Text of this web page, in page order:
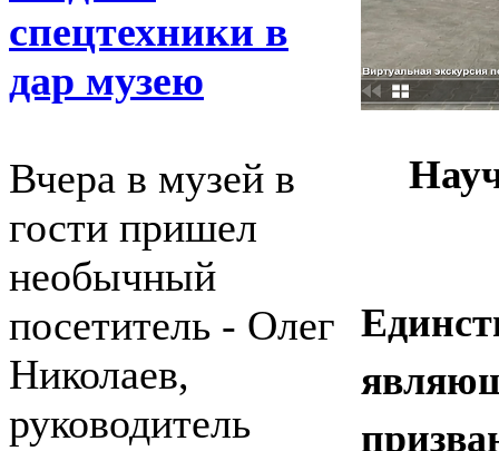
спецтехники в
дар музею
Вчера в музей в
гости пришел
необычный
посетитель - Олег
Николаев,
руководитель